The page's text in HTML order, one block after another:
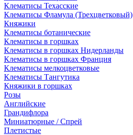
Клематисы Техасские
Клематисы Фламула (Трехцветковый)
Княжики
Клематисы ботанические
Клематисы в горшках
Клематисы в горшках Нидерланды
Клематисы в горшках Франция
Клематисы мелкоцветковые
Клематисы Тангутика
Княжики в горшках
Розы
Английские
Грандифлора
Миниатюрные / Спрей
Плетистые